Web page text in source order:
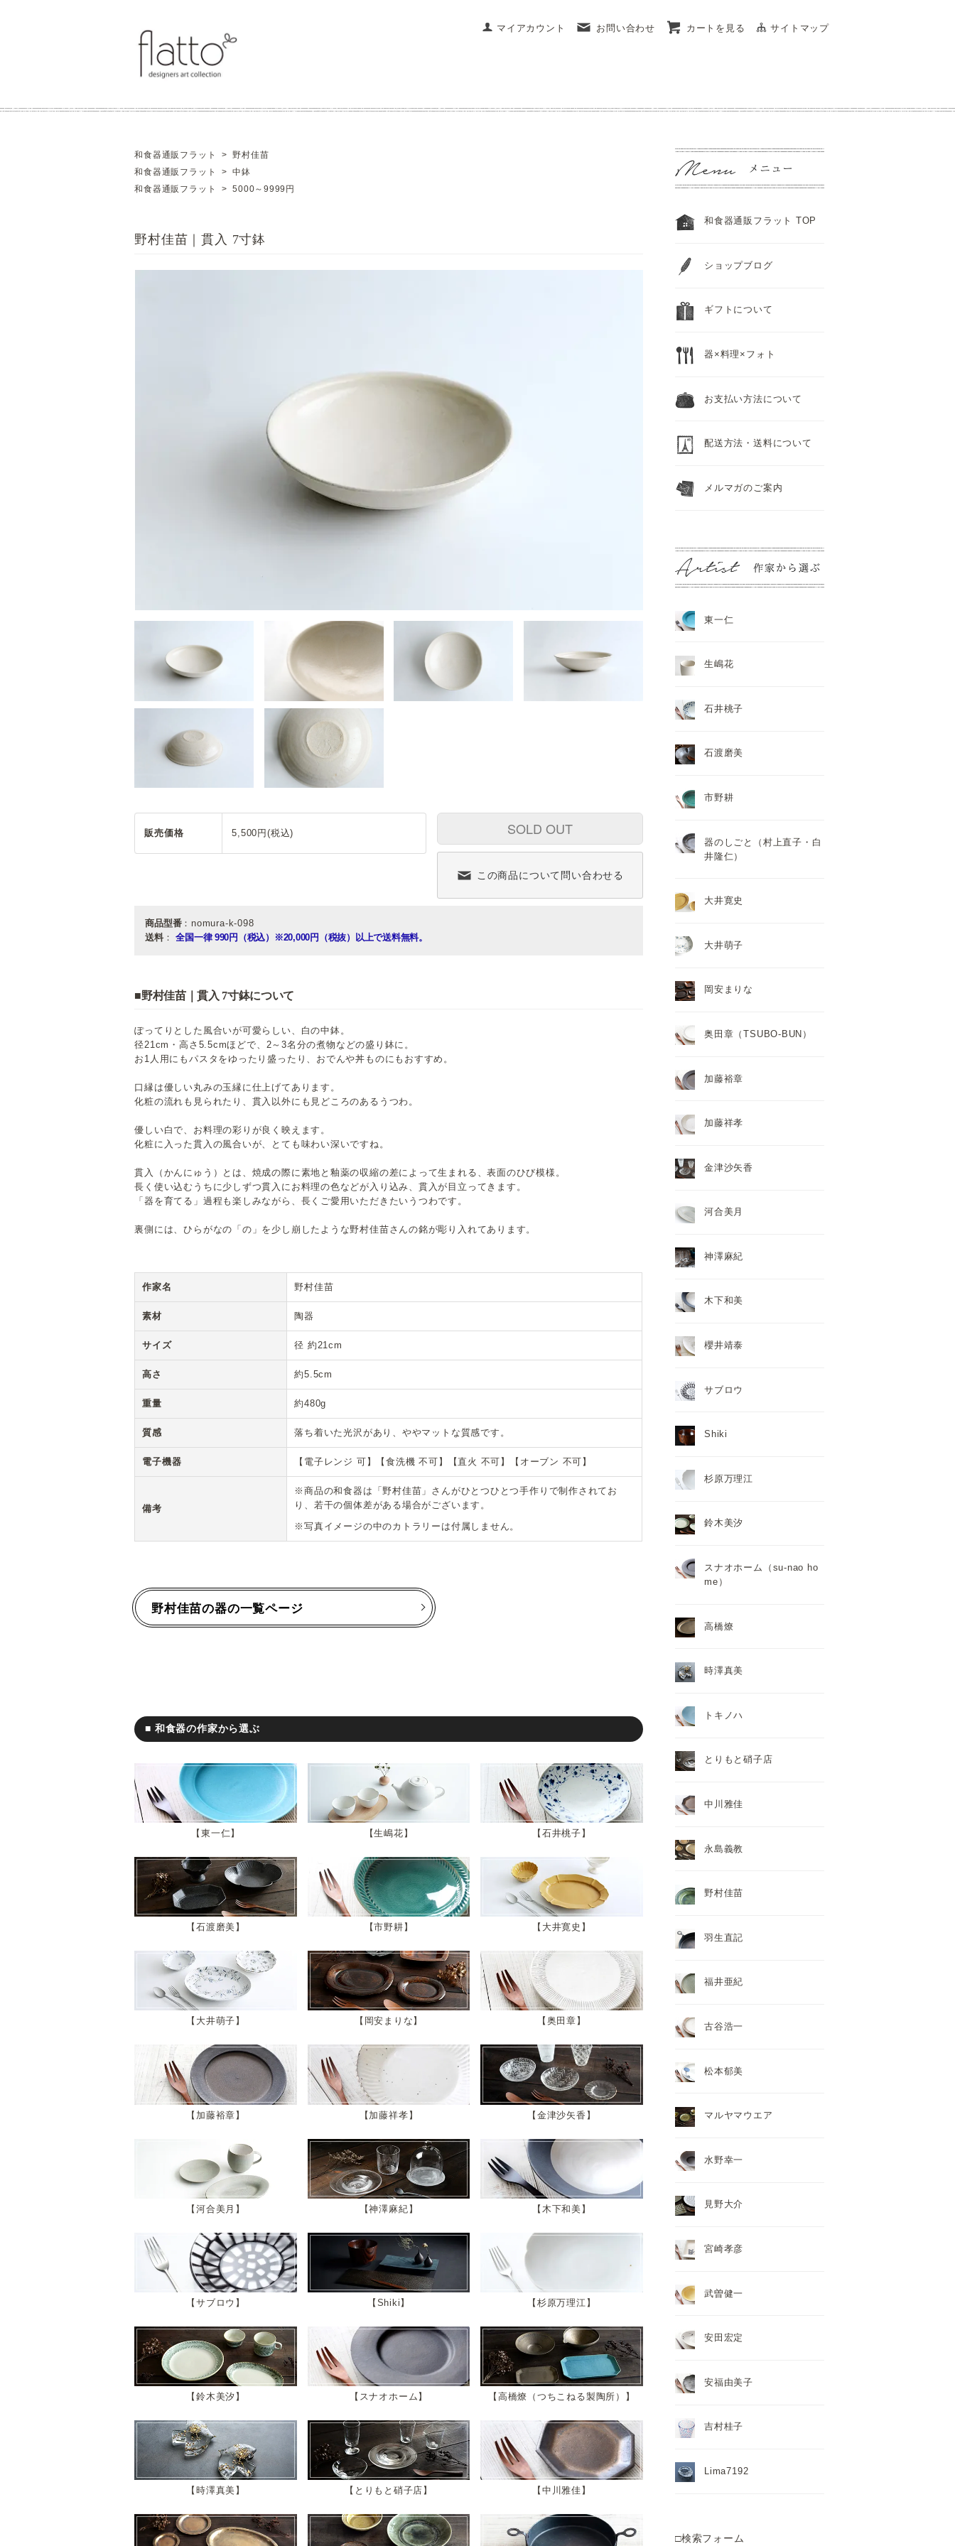
マイアカウント お問い合わせ カートを見る サイトマップ
和食器通販フラット >野村佳苗
和食器通販フラット
>中鉢
和食器通販フラット
>5000～9999円
野村佳苗｜貫入 7寸鉢
販売価格 5,500円(税込) SOLD OUT
この商品について問い合わせる
商品型番：nomura-k-098
送料： 全国一律 990円（税込） ※20,000円（税抜）以上で送料無料。
■野村佳苗｜貫入 7寸鉢について
ぽってりとした風合いが可愛らしい、白の中鉢。
径21cm・高さ5.5cmほどで、2～3名分の煮物などの盛り鉢に。
お1人用にもパスタをゆったり盛ったり、おでんや丼ものにもおすすめ。
口縁は優しい丸みの玉縁に仕上げてあります。
化粧の流れも見られたり、貫入以外にも見どころのあるうつわ。
優しい白で、お料理の彩りが良く映えます。
化粧に入った貫入の風合いが、とても味わい深いですね。
貫入（かんにゅう）とは、焼成の際に素地と釉薬の収縮の差によって生まれる、表面のひび模様。
長く使い込むうちに少しずつ貫入にお料理の色などが入り込み、貫入が目立ってきます。
「器を育てる」過程も楽しみながら、長くご愛用いただきたいうつわです。
裏側には、ひらがなの「の」を少し崩したような野村佳苗さんの銘が彫り入れてあります。
作家名 野村佳苗
素材 陶器
サイズ 径 約21cm
高さ 約5.5cm
重量 約480g
質感 落ち着いた光沢があり、ややマットな質感です。
電子機器 【電子レンジ 可】【食洗機 不可】【直火 不可】【オーブン 不可】
備考
※商品の和食器は「野村佳苗」さんがひとつひとつ手作りで制作されてお
り、若干の個体差がある場合がございます。
※写真イメージの中のカトラリーは付属しません。
野村佳苗の器の一覧ページ
■ 和食器の作家から選ぶ
東一仁 生嶋花 石井桃子
石渡磨美 市野耕 大井寛史
大井萌子 岡安まりな 奥田章
加藤裕章 加藤祥孝 金津沙矢香
河合美月 神澤麻紀 木下和美
サブロウ Shiki 杉原万理江
鈴木美汐 スナオホーム 高橋燎（つちこねる製陶所）
時澤真美 とりもと硝子店 中川雅佳
和食器通販フラット TOP
ショップブログ
ギフトについて
器×料理×フォト
お支払い方法について
配送方法・送料について
メルマガのご案内
東一仁
生嶋花
石井桃子
石渡磨美
市野耕
器のしごと（村上直子・白
井隆仁）
大井寛史
大井萌子
岡安まりな
奥田章（TSUBO-BUN）
加藤裕章
加藤祥孝
金津沙矢香
河合美月
神澤麻紀
木下和美
櫻井靖泰
サブロウ
Shiki
杉原万理江
鈴木美汐
スナオホーム（su-nao ho
me）
高橋燎
時澤真美
トキノハ
とりもと硝子店
中川雅佳
永島義教
野村佳苗
羽生直記
福井亜紀
古谷浩一
松本郁美
マルヤマウエア
水野幸一
見野大介
宮崎孝彦
武曽健一
安田宏定
安福由美子
吉村桂子
Lima7192
□検索フォーム